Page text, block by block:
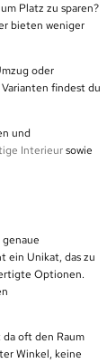
Platz zu sparen?
bieten weniger
oder
findest du
und
Interieursowie
ein Unikat, das zu
Optionen.
oft den Raum
Winkel, keine